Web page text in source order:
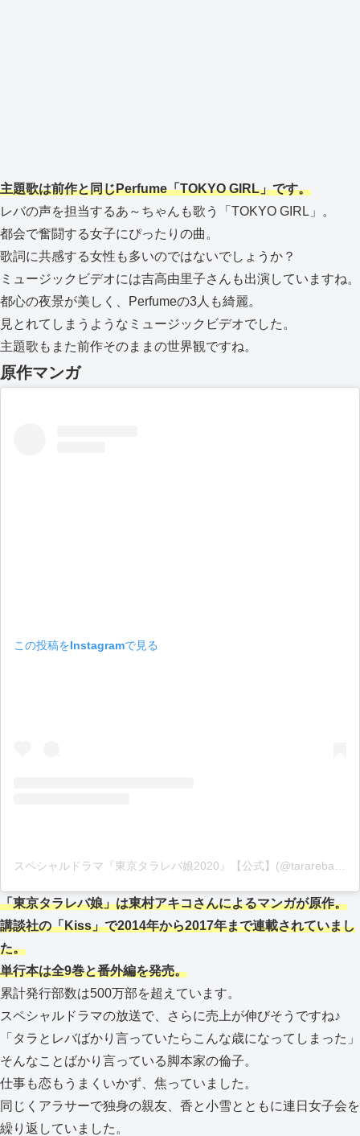
主題歌は前作と同じPerfume「TOKYO GIRL」です。
レバの声を担当するあ～ちゃんも歌う「TOKYO GIRL」。
都会で奮闘する女子にぴったりの曲。
歌詞に共感する女性も多いのではないでしょうか？
ミュージックビデオには吉高由里子さんも出演していますね。
都心の夜景が美しく、Perfumeの3人も綺麗。
見とれてしまうようなミュージックビデオでした。
主題歌もまた前作そのままの世界観ですね。
原作マンガ
この投稿をInstagramで見る
「東京タラレバ娘」は東村アキコさんによるマンガが原作。
講談社の「Kiss」で2014年から2017年まで連載されていまし
た。
単行本は全9巻と番外編を発売。
累計発行部数は500万部を超えています。
スペシャルドラマの放送で、さらに売上が伸びそうですね♪
「タラとレバばかり言っていたらこんな歳になってしまった」
そんなことばかり言っている脚本家の倫子。
仕事も恋もうまくいかず、焦っていました。
同じくアラサーで独身の親友、香と小雪とともに連日女子会を
繰り返していました。